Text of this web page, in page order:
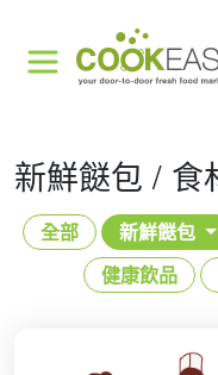
新鮮餸包 / 食
全部 新鮮餸包
健康飲品